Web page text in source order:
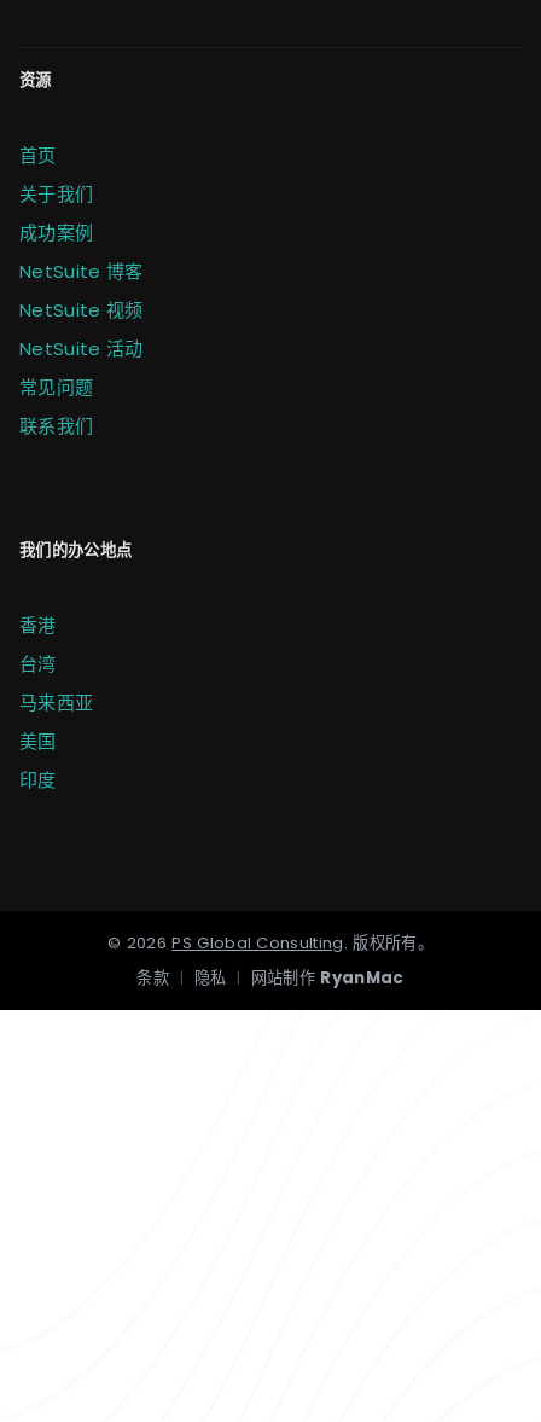
资源
首页
关于我们
成功案例
NetSuite 博客
NetSuite 视频
NetSuite 活动
常见问题
联系我们
我们的办公地点
香港
台湾
马来西亚
美国
印度
© 2026 PS Global Consulting.版权所有。
条款 | 隐私 | 网站制作 RyanMac